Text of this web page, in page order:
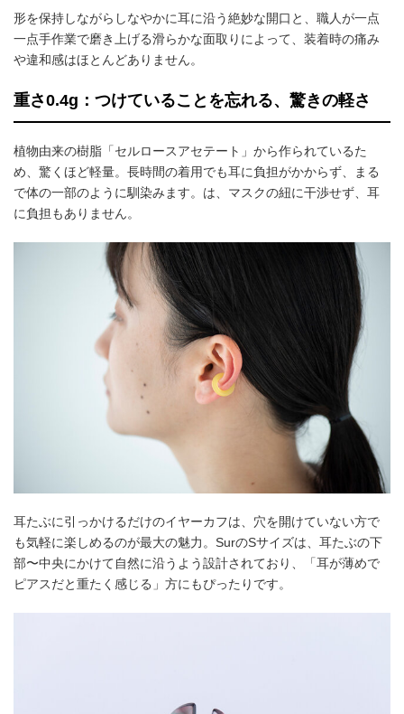
形を保持しながらしなやかに耳に沿う絶妙な開口と、職人が一点
一点手作業で磨き上げる滑らかな面取りによって、装着時の痛み
や違和感はほとんどありません。
重さ0.4g：つけていることを忘れる、驚きの軽さ
植物由来の樹脂「セルロースアセテート」から作られているた
め、驚くほど軽量。長時間の着用でも耳に負担がかからず、まる
で体の一部のように馴染みます。は、マスクの紐に干渉せず、耳
に負担もありません。
耳たぶに引っかけるだけのイヤーカフは、穴を開けていない方で
も気軽に楽しめるのが最大の魅力。SurのSサイズは、耳たぶの下
部〜中央にかけて自然に沿うよう設計されており、「耳が薄めで
ピアスだと重たく感じる」方にもぴったりです。